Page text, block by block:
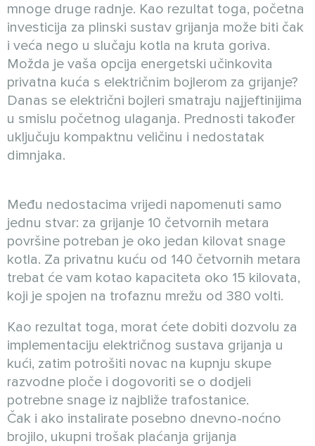
mnoge druge radnje. Kao rezultat toga, početna
investicija za plinski sustav grijanja može biti čak
i veća nego u slučaju kotla na kruta goriva.
Možda je vaša opcija energetski učinkovita
privatna kuća s električnim bojlerom za grijanje?
Danas se električni bojleri smatraju najjeftinijima
u smislu početnog ulaganja. Prednosti također
uključuju kompaktnu veličinu i nedostatak
dimnjaka.
Među nedostacima vrijedi napomenuti samo
jednu stvar: za grijanje 10 četvornih metara
površine potreban je oko jedan kilovat snage
kotla. Za privatnu kuću od 140 četvornih metara
trebat će vam kotao kapaciteta oko 15 kilovata,
koji je spojen na trofaznu mrežu od 380 volti.
Kao rezultat toga, morat ćete dobiti dozvolu za
implementaciju električnog sustava grijanja u
kući, zatim potrošiti novac na kupnju skupe
razvodne ploče i dogovoriti se o dodjeli
potrebne snage iz najbliže trafostanice.
Čak i ako instalirate posebno dnevno-noćno
brojilo, ukupni trošak plaćanja grijanja